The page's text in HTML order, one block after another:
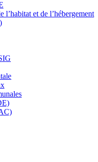
l’habitat et de l’hébergement